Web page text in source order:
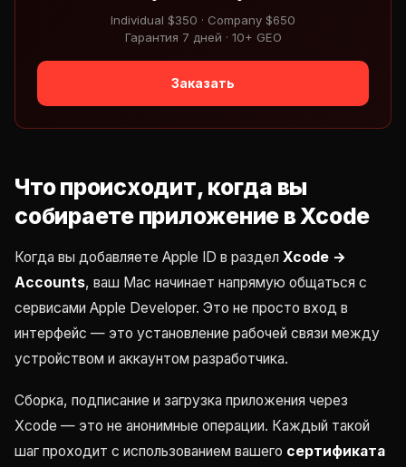
Что происходит, когда вы
собираете приложение в Xcode
Когда вы добавляете Apple ID в раздел Xcode →
Accounts, ваш Mac начинает напрямую общаться с
сервисами Apple Developer. Это не просто вход в
интерфейс — это установление рабочей связи между
устройством и аккаунтом разработчика.
Сборка, подписание и загрузка приложения через
Xcode — это не анонимные операции. Каждый такой
шаг проходит с использованием вашего сертификата
Individual $350 · Company $650
Гарантия 7 дней · 10+ GEO
Заказать